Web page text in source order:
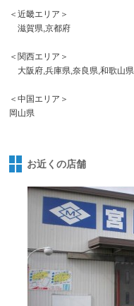
＜近畿エリア＞
滋賀県,京都府
＜関西エリア＞
大阪府,兵庫県,奈良県,和歌山県
＜中国エリア＞
岡山県
お近くの店舗